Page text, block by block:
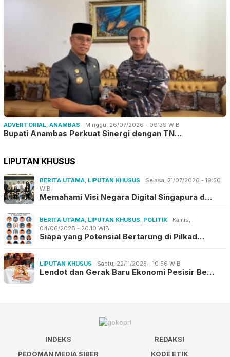
ADVERTORIAL, ANAMBAS Minggu, 26/07/2026 - 09:39 WIB
Bupati Anambas Perkuat Sinergi dengan TN…
LIPUTAN KHUSUS
BERITA UTAMA, LIPUTAN KHUSUS
Selasa, 21/07/2026 - 19:50
WIB
Memahami Visi Negara Digital Singapura d…
BERITA UTAMA, LIPUTAN KHUSUS, POLITIK
Kamis,
04/06/2026 - 20:10 WIB
Siapa yang Potensial Bertarung di Pilkad…
LIPUTAN KHUSUS Sabtu, 22/11/2025 - 10:56 WIB
Lendot dan Gerak Baru Ekonomi Pesisir Be…
INDEKS
REDAKSI
PEDOMAN MEDIA SIBER
KODE ETIK